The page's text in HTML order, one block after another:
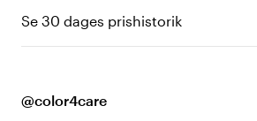
Se 30 dages prishistorik
@color4care